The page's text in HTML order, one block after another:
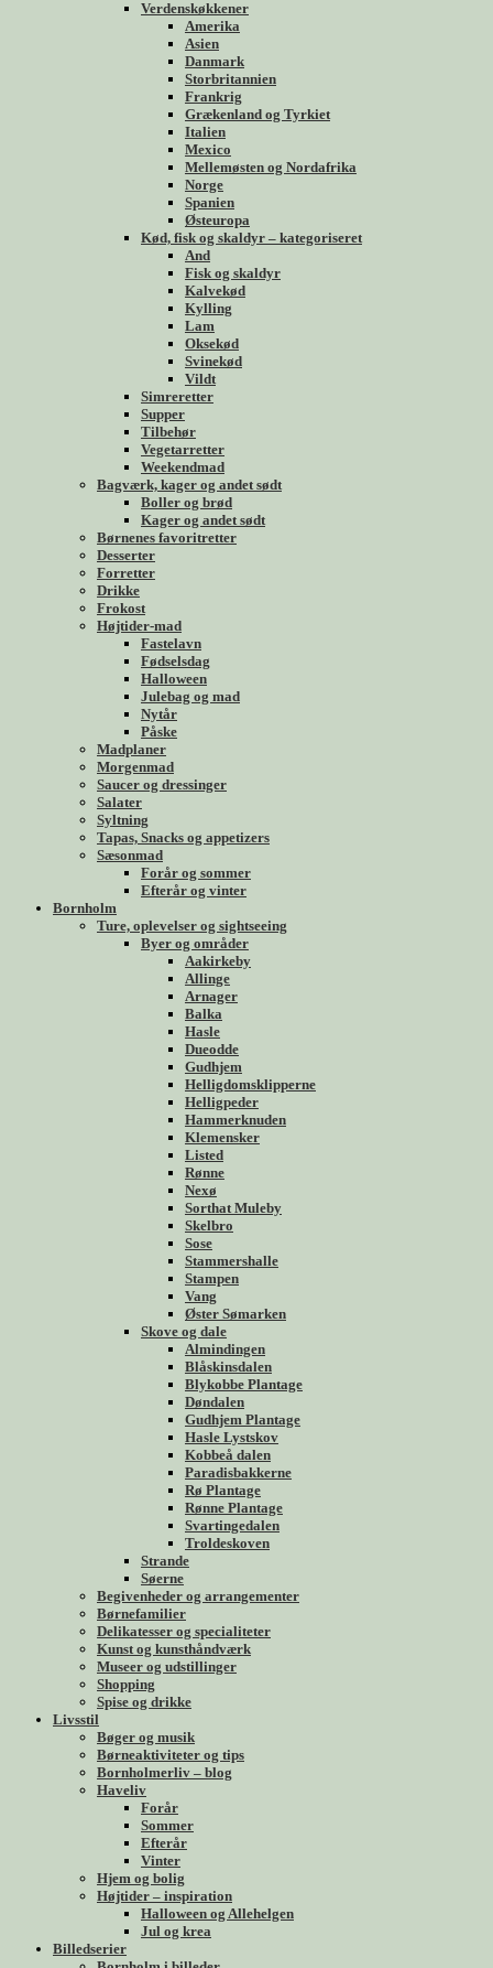
Verdenskøkkener
Amerika
Asien
Danmark
Storbritannien
Frankrig
Grækenland og Tyrkiet
Italien
Mexico
Mellemøsten og Nordafrika
Norge
Spanien
Østeuropa
Kød, fisk og skaldyr – kategoriseret
And
Fisk og skaldyr
Kalvekød
Kylling
Lam
Oksekød
Svinekød
Vildt
Simreretter
Supper
Tilbehør
Vegetarretter
Weekendmad
Bagværk, kager og andet sødt
Boller og brød
Kager og andet sødt
Børnenes favoritretter
Desserter
Forretter
Drikke
Frokost
Højtider-mad
Fastelavn
Fødselsdag
Halloween
Julebag og mad
Nytår
Påske
Madplaner
Morgenmad
Saucer og dressinger
Salater
Syltning
Tapas, Snacks og appetizers
Sæsonmad
Forår og sommer
Efterår og vinter
Bornholm
Ture, oplevelser og sightseeing
Byer og områder
Aakirkeby
Allinge
Arnager
Balka
Hasle
Dueodde
Gudhjem
Helligdomsklipperne
Helligpeder
Hammerknuden
Klemensker
Listed
Rønne
Nexø
Sorthat Muleby
Skelbro
Sose
Stammershalle
Stampen
Vang
Øster Sømarken
Skove og dale
Almindingen
Blåskinsdalen
Blykobbe Plantage
Døndalen
Gudhjem Plantage
Hasle Lystskov
Kobbeå dalen
Paradisbakkerne
Rø Plantage
Rønne Plantage
Svartingedalen
Troldeskoven
Strande
Søerne
Begivenheder og arrangementer
Børnefamilier
Delikatesser og specialiteter
Kunst og kunsthåndværk
Museer og udstillinger
Shopping
Spise og drikke
Livsstil
Bøger og musik
Børneaktiviteter og tips
Bornholmerliv – blog
Haveliv
Forår
Sommer
Efterår
Vinter
Hjem og bolig
Højtider – inspiration
Halloween og Allehelgen
Jul og krea
Billedserier